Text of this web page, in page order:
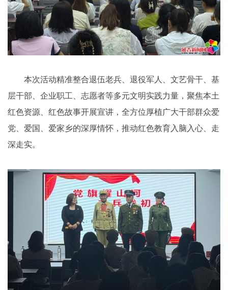
本次活动精准整合退伍老兵、退役军人、文艺骨干、基
层干部、企业职工、志愿者等多元文明实践力量，聚焦本土
红色资源、红色故事开展宣讲，全方位厚植广大干部群众爱
党、爱国、爱家乡的深厚情怀，推动红色教育入脑入心、走
深走实。